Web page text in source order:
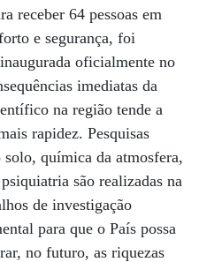
receber 64 pessoas em
e segurança, foi
oficialmente no
imediatas da
na região tende a
rapidez. Pesquisas
química da atmosfera,
são realizadas na
de investigação
para que o País possa
no futuro, as riquezas